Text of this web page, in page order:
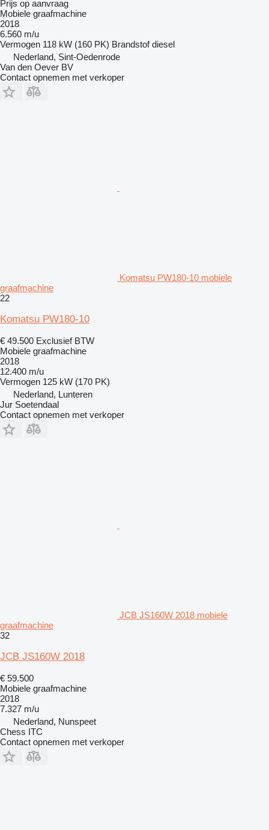
Prijs op aanvraag
Mobiele graafmachine
2018
6.560 m/u
Vermogen 118 kW (160 PK) Brandstof diesel
Nederland, Sint-Oedenrode
Van den Oever BV
Contact opnemen met verkoper
Komatsu PW180-10 mobiele
graafmachine
22
Komatsu PW180-10
€ 49.500 Exclusief BTW
Mobiele graafmachine
2018
12.400 m/u
Vermogen 125 kW (170 PK)
Nederland, Lunteren
Jur Soetendaal
Contact opnemen met verkoper
JCB JS160W 2018 mobiele
graafmachine
32
JCB JS160W 2018
€ 59.500
Mobiele graafmachine
2018
7.327 m/u
Nederland, Nunspeet
Chess ITC
Contact opnemen met verkoper